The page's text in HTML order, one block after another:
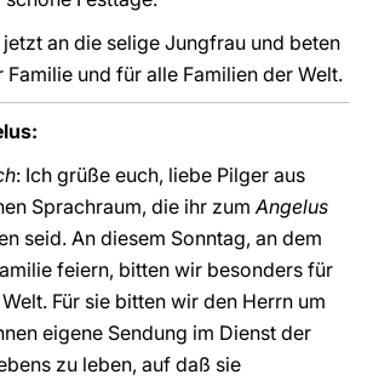
an die selige Jungfrau und beten
und für alle Familien der Welt.
: Ich grüße euch, liebe Pilger aus
Sprachraum, die ihr zumAngelus
seid. An diesem Sonntag, an dem
feiern, bitten wir besonders für
Für sie bitten wir den Herrn um
eigene Sendung im Dienst der
zu leben, auf daß sie